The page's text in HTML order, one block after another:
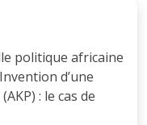
politique africaine
d’une
: le cas de